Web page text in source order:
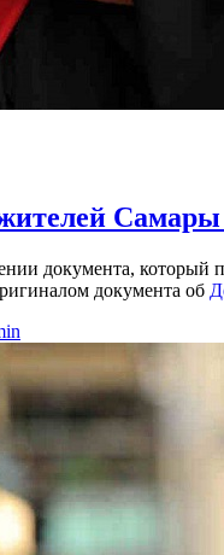
Самары
документа,
документа об